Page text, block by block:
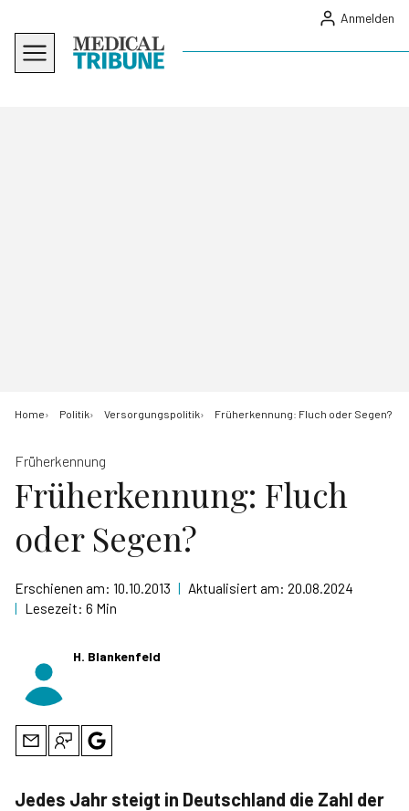
Anmelden
Home Politik Versorgungspolitik Früherkennung: Fluch oder Segen?
Früherkennung
Früherkennung: Fluch
oder Segen?
Erschienen am: 10.10.2013 | Aktualisiert am: 20.08.2024
| Lesezeit: 6 Min
H. Blankenfeld
Jedes Jahr steigt in Deutschland die Zahl der